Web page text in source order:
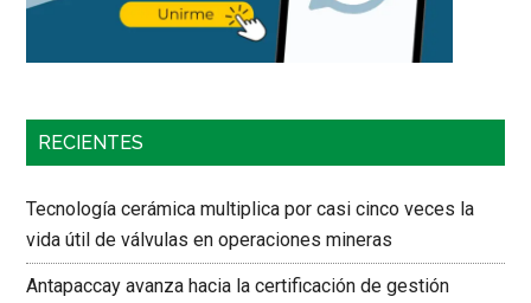
RECIENTES
Tecnología cerámica multiplica por casi cinco veces la
vida útil de válvulas en operaciones mineras
Antapaccay avanza hacia la certificación de gestión